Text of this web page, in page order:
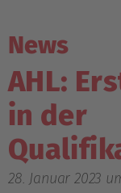
News
AHL:
in der
28. Januar 2023